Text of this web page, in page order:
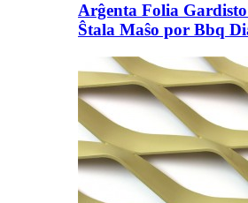
Arĝenta Folia
Ŝtala Maŝo por Bbq